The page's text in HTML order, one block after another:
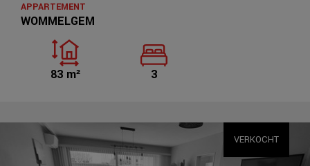
WOMMELGEM
APPARTEMENT
3
83 m²
VERKOCHT